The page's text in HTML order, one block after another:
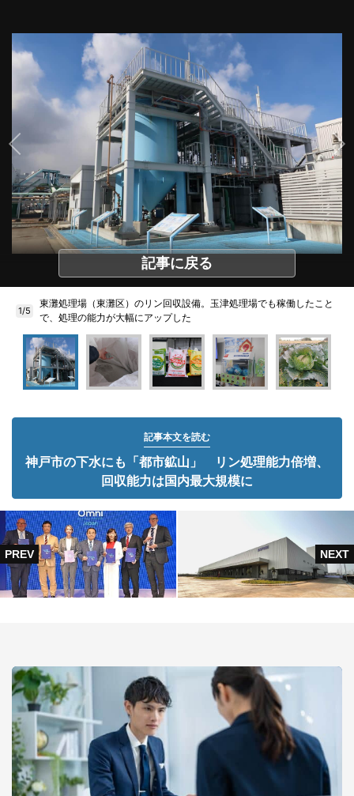
記事に戻る
1/5
東灘処理場（東灘区）のリン回収設備。玉津処理場でも稼働したこと
で、処理の能力が大幅にアップした
記事本文を読む
神戸市の下水にも「都市鉱山」 リン処理能力倍増、
回収能力は国内最大規模に